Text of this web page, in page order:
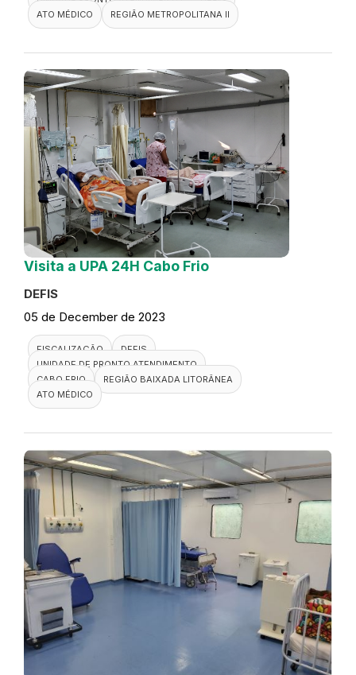
ATO MÉDICO
REGIÃO METROPOLITANA II
Visita a UPA 24H Cabo Frio
DEFIS
05 de December de 2023
FISCALIZAÇÃO
DEFIS
UNIDADE DE PRONTO ATENDIMENTO
CABO FRIO
REGIÃO BAIXADA LITORÂNEA
ATO MÉDICO